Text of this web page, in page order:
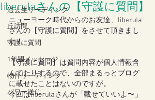
過去生リーディング
丘訪問
守護に質問
1年間メッセージ
物件リーディング
パワー送信
liberulaさんの【守護に質問】
ニューヨーク時代からのお友達、liberula
さんの【守護に質問】をさせて頂きまし
た！
【守護に質問】は質問内容が個人情報含
んでたりするので、全部まるっとブログ
に載せたことはないのですが。
今回はliberulaさんが「載せていいよ〜」